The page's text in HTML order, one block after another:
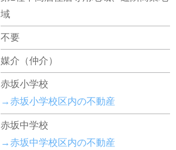
域
不要
媒介（仲介）
赤坂小学校
→赤坂小学校区内の不動産
赤坂中学校
→赤坂中学校区内の不動産